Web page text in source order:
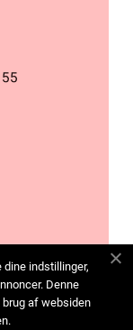
indstillinger,
Denne
af websiden